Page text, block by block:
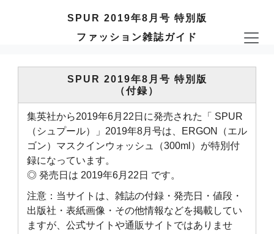
SPUR 2019年8月号 特別版
ファッション雑誌ガイド
SPUR 2019年8月号 特別版
（付録）
集英社から2019年6月22日に発売された「 SPUR
（シュプール）」2019年8月号は、ERGON（エル
ゴン）マスクインウォッシュ（300ml）が特別付
録になっています。
◎ 発売日は 2019年6月22日 です。
注意：当サイトは、雑誌の付録・発売日・値段・
出版社・表紙画像・その他情報などを掲載してい
ますが、公式サイトや通販サイトではありませ